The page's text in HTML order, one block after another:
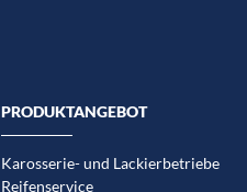
PRODUKTANGEBOT
Karosserie- und Lackierbetriebe
Reifenservice